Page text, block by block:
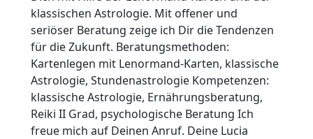
klassischen Astrologie. Mit offener und
seriöser Beratung zeige ich Dir die Tendenzen
für die Zukunft. Beratungsmethoden:
Kartenlegen mit Lenormand-Karten, klassische
Astrologie, Stundenastrologie Kompetenzen:
klassische Astrologie, Ernährungsberatung,
Reiki II Grad, psychologische Beratung Ich
freue mich auf Deinen Anruf. Deine Lucia